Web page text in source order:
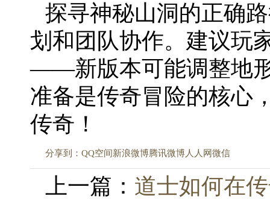
探寻神秘山洞的正确
划和团队协作。建议玩
——新版本可能调整地
准备是传奇冒险的核心
传奇！
分享到： QQ空间新浪微博腾讯微博人人网微信
上一篇： 道士如何在